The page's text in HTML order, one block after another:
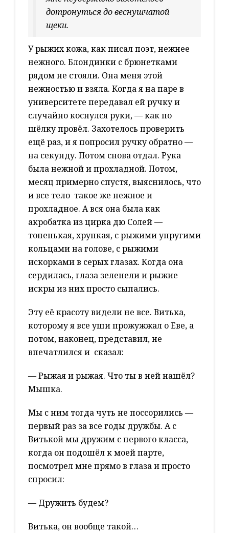
дотронуться до веснушчатой
щеки.
У рыжих кожа, как писал поэт, нежнее
нежного. Блондинки с брюнетками
рядом не стояли. Она меня этой
нежностью и взяла. Когда я на паре в
университете передавал ей ручку и
случайно коснулся руки, — как по
шёлку провёл. Захотелось проверить
ещё раз, и я попросил ручку обратно —
на секунду. Потом снова отдал. Рука
была нежной и прохладной. Потом,
месяц примерно спустя, выяснилось, что
и все тело такое же нежное и
прохладное. А вся она была как
акробатка из цирка дю Солей —
тоненькая, хрупкая, с рыжими упругими
кольцами на голове, с рыжими
искорками в серых глазах. Когда она
сердилась, глаза зеленели и рыжие
искры из них просто сыпались.
Эту её красоту видели не все. Витька,
которому я все уши прожужжал о Еве, а
потом, наконец, представил, не
впечатлился и сказал:
— Рыжая и рыжая. Что ты в ней нашёл?
Мышка.
Мы с ним тогда чуть не поссорились —
первый раз за все годы дружбы. А с
Витькой мы дружим с первого класса,
когда он подошёл к моей парте,
посмотрел мне прямо в глаза и просто
спросил:
— Дружить будем?
Витька, он вообще такой…